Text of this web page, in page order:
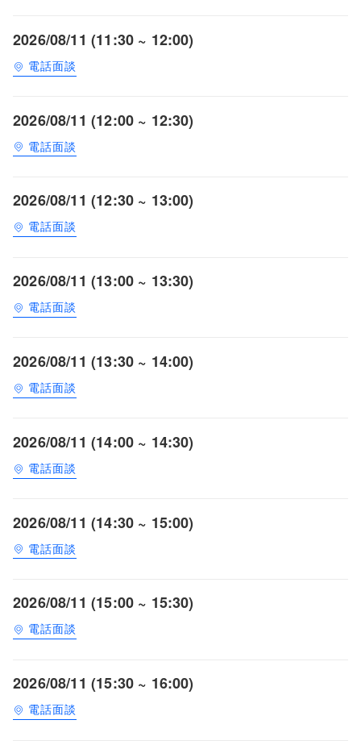
2026/08/11 (11:30 ~ 12:00)
電話面談
2026/08/11 (12:00 ~ 12:30)
電話面談
2026/08/11 (12:30 ~ 13:00)
電話面談
2026/08/11 (13:00 ~ 13:30)
電話面談
2026/08/11 (13:30 ~ 14:00)
電話面談
2026/08/11 (14:00 ~ 14:30)
電話面談
2026/08/11 (14:30 ~ 15:00)
電話面談
2026/08/11 (15:00 ~ 15:30)
電話面談
2026/08/11 (15:30 ~ 16:00)
電話面談